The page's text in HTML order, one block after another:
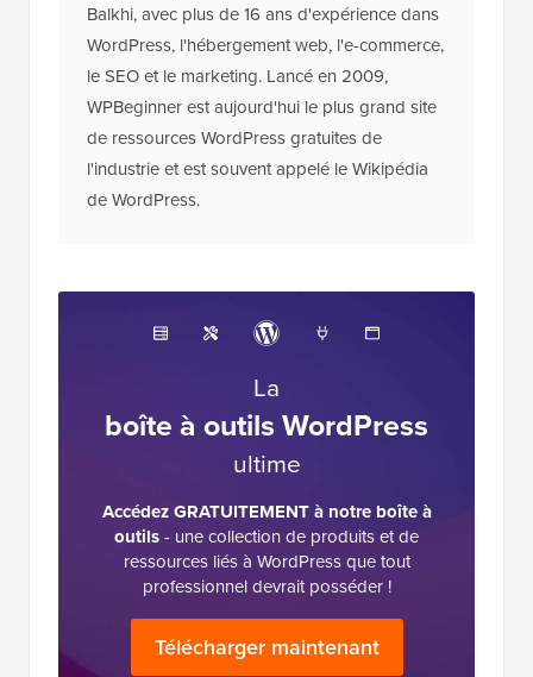
Balkhi, avec plus de 16 ans d'expérience dans
WordPress, l'hébergement web, l'e-commerce,
le SEO et le marketing. Lancé en 2009,
WPBeginner est aujourd'hui le plus grand site
de ressources WordPress gratuites de
l'industrie et est souvent appelé le Wikipédia
de WordPress.
La
boîte à outils WordPress
ultime
Accédez GRATUITEMENT à notre boîte à
outils- une collection de produits et de
ressources liés à WordPress que tout
professionnel devrait posséder !
Télécharger maintenant